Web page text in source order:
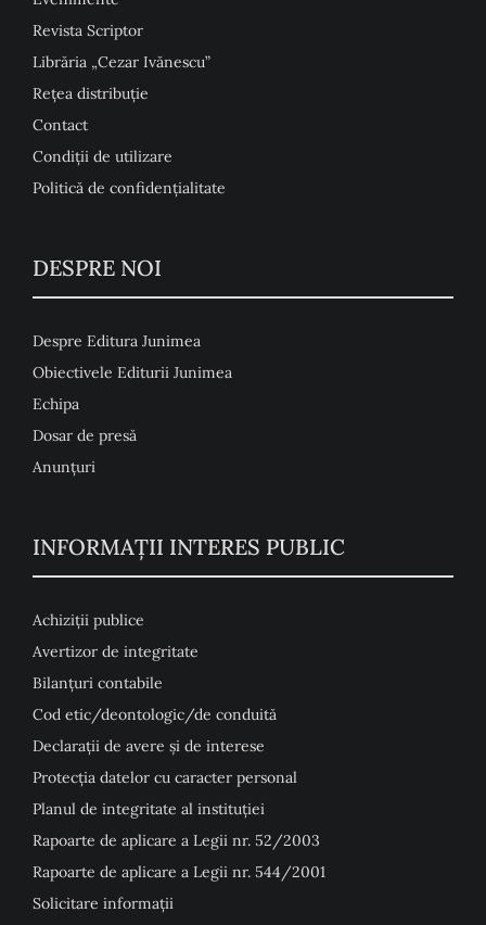
Revista Scriptor
Librăria „Cezar Ivănescu”
Rețea distribuție
Contact
Condiţii de utilizare
Politică de confidențialitate
DESPRE NOI
Despre Editura Junimea
Obiectivele Editurii Junimea
Echipa
Dosar de presă
Anunţuri
INFORMAȚII INTERES PUBLIC
Achiziții publice
Avertizor de integritate
Bilanțuri contabile
Cod etic/deontologic/de conduită
Declarații de avere și de interese
Protecția datelor cu caracter personal
Planul de integritate al instituției
Rapoarte de aplicare a Legii nr. 52/2003
Rapoarte de aplicare a Legii nr. 544/2001
Solicitare informații